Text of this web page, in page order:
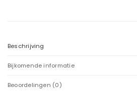
Beschrijving
Bijkomende informatie
Beoordelingen (0)